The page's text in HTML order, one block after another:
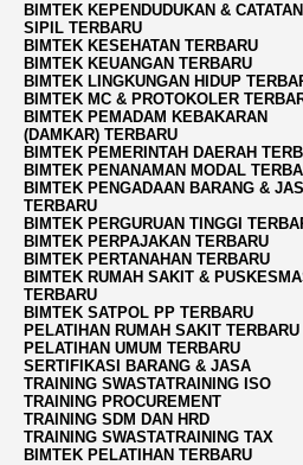
BIMTEK KEPENDUDUKAN & CATATAN
SIPIL TERBARU
BIMTEK KESEHATAN TERBARU
BIMTEK KEUANGAN TERBARU
BIMTEK LINGKUNGAN HIDUP
BIMTEK MC & PROTOKOLER
BIMTEK PEMADAM KEBAKARAN
(DAMKAR) TERBARU
BIMTEK PEMERINTAH DAERAH
BIMTEK PENANAMAN MODAL
BIMTEK PENGADAAN BARANG &
TERBARU
BIMTEK PERGURUAN TINGGI
BIMTEK PERPAJAKAN TERBARU
BIMTEK PERTANAHAN TERBARU
BIMTEK RUMAH SAKIT &
TERBARU
BIMTEK SATPOL PP TERBARU
PELATIHAN RUMAH SAKIT TERBARU
PELATIHAN UMUM TERBARU
SERTIFIKASI BARANG & JASA
TRAINING SWASTATRAINING ISO
TRAINING PROCUREMENT
TRAINING SDM DAN HRD
TRAINING SWASTATRAINING TAX
BIMTEK PELATIHAN TERBARU